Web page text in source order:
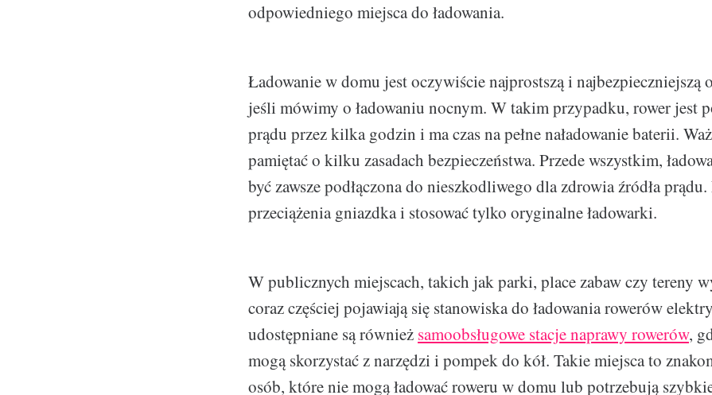
odpowiedniego miejsca do ładowania.
Ładowanie w domu jest oczywiście najprostszą i najbezpieczniejszą
jeśli mówimy o ładowaniu nocnym. W takim przypadku, rower jest
prądu przez kilka godzin i ma czas na pełne naładowanie baterii.
pamiętać o kilku zasadach bezpieczeństwa. Przede wszystkim,
być zawsze podłączona do nieszkodliwego dla zdrowia źródła
przeciążenia gniazdka i stosować tylko oryginalne ładowarki.
W publicznych miejscach, takich jak parki, place zabaw czy tereny
coraz częściej pojawiają się stanowiska do ładowania rowerów
udostępniane są również samoobsługowe stacje naprawy rowerów,
mogą skorzystać z narzędzi i pompek do kół. Takie miejsca to
osób, które nie mogą ładować roweru w domu lub potrzebują